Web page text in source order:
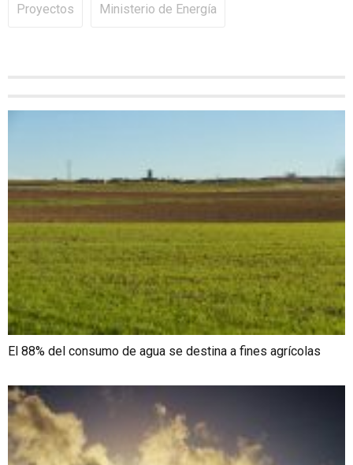
Proyectos Ministerio de Energía
El 88% del consumo de agua se destina a fines agrícolas